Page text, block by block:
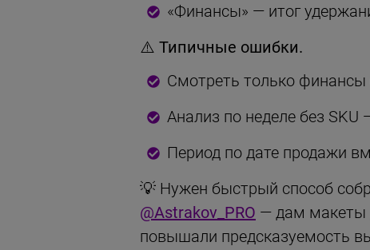
«Финансы» — итог
⚠️ Типичные ошибки.
Смотреть только
Анализ по неделе без
Период по дате продажи
💡 Нужен быстрый способ
@Astrakov_PRO — дам макеты
повышали предсказуемость